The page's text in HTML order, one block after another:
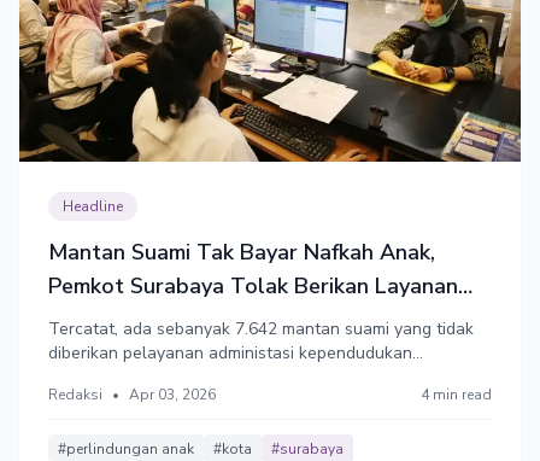
Headline
Mantan Suami Tak Bayar Nafkah Anak,
Pemkot Surabaya Tolak Berikan Layanan
Adminduk
Tercatat, ada sebanyak 7.642 mantan suami yang tidak
diberikan pelayanan administasi kependudukan
kewajiban nafkah anak, nafkah iddah, dan nafkah mut’ah
Redaksi • Apr 03, 2026 4 min read
#perlindungan anak #kota #surabaya